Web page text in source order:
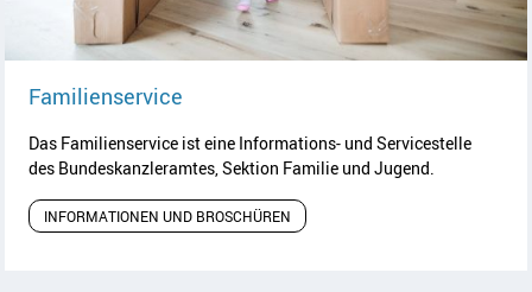
Familienservice
Das Familienservice ist eine Informations- und Servicestelle
des Bundeskanzleramtes, Sektion Familie und Jugend.
INFORMATIONEN UND BROSCHÜREN